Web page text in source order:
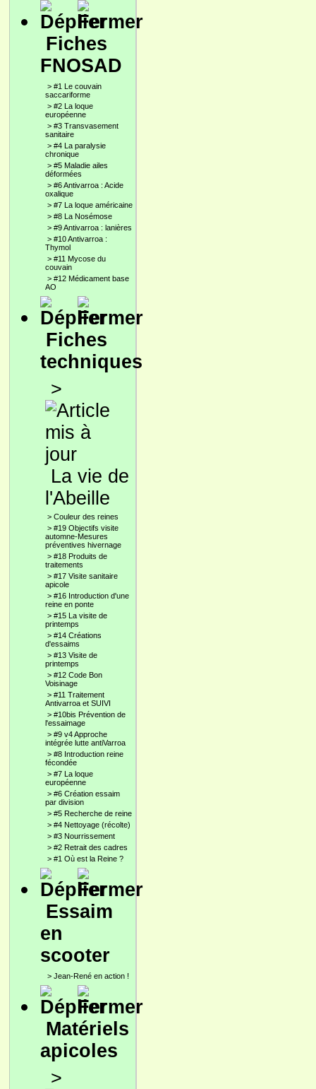
Fiches
FNOSAD
> #1 Le couvain
saccariforme
> #2 La loque
européenne
> #3 Transvasement
sanitaire
> #4 La paralysie
chronique
> #5 Maladie ailes
déformées
> #6 Antivarroa : Acide
oxalique
> #7 La loque américaine
> #8 La Nosémose
> #9 Antivarroa : lanières
> #10 Antivarroa :
Thymol
> #11 Mycose du
couvain
> #12 Médicament base
AO
Fiches
techniques
>
La vie de
l'Abeille
> Couleur des reines
> #19 Objectifs visite
automne-Mesures
préventives hivernage
> #18 Produits de
traitements
> #17 Visite sanitaire
apicole
> #16 Introduction d'une
reine en ponte
> #15 La visite de
printemps
> #14 Créations
d'essaims
> #13 Visite de
printemps
> #12 Code Bon
Voisinage
> #11 Traitement
Antivarroa et SUIVI
> #10bis Prévention de
l'essaimage
> #9 v4 Approche
intégrée lutte antiVarroa
> #8 Introduction reine
fécondée
> #7 La loque
européenne
> #6 Création essaim
par division
> #5 Recherche de reine
> #4 Nettoyage (récolte)
> #3 Nourrissement
> #2 Retrait des cadres
> #1 Où est la Reine ?
Essaim
en
scooter
> Jean-René en action !
Matériels
apicoles
>